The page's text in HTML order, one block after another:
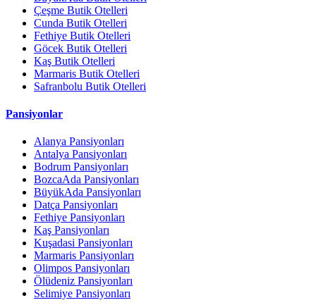
Çeşme Butik Otelleri
Cunda Butik Otelleri
Fethiye Butik Otelleri
Göcek Butik Otelleri
Kaş Butik Otelleri
Marmaris Butik Otelleri
Safranbolu Butik Otelleri
Pansiyonlar
Alanya Pansiyonları
Antalya Pansiyonları
Bodrum Pansiyonları
BozcaAda Pansiyonları
BüyükAda Pansiyonları
Datça Pansiyonları
Fethiye Pansiyonları
Kaş Pansiyonları
Kuşadasi Pansiyonları
Marmaris Pansiyonları
Olimpos Pansiyonları
Ölüdeniz Pansiyonları
Selimiye Pansiyonları